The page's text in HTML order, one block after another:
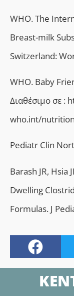
WHO. The
Breast-milk
Switzerland:
WHO. Baby
Διαθέσιμο σε :
who.int/
Pediatr Clin
Barash JR, Hsia
Dwelling
Formulas. J